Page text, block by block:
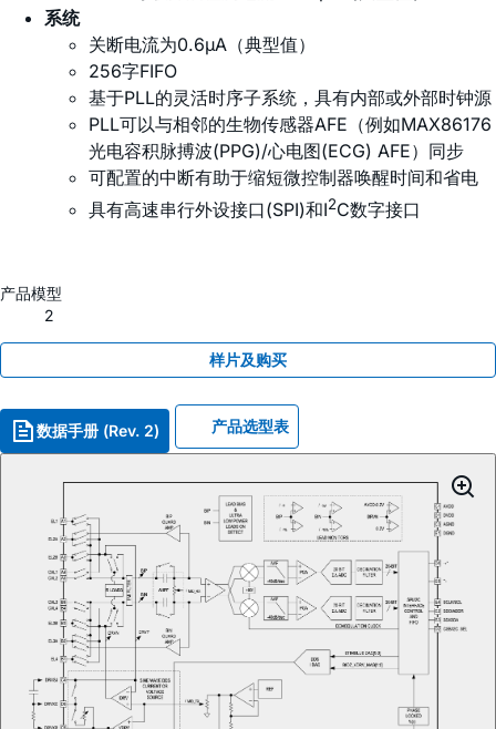
系统
关断电流为0.6µA（典型值）
256字FIFO
基于PLL的灵活时序子系统，具有内部或外部时钟源
PLL可以与相邻的生物传感器AFE（例如MAX86176
光电容积脉搏波(PPG)/心电图(ECG) AFE）同步
可配置的中断有助于缩短微控制器唤醒时间和省电
具有高速串行外设接口(SPI)和I2C数字接口
产品模型
2
样片及购买
数据手册 (Rev. 2) 产品选型表